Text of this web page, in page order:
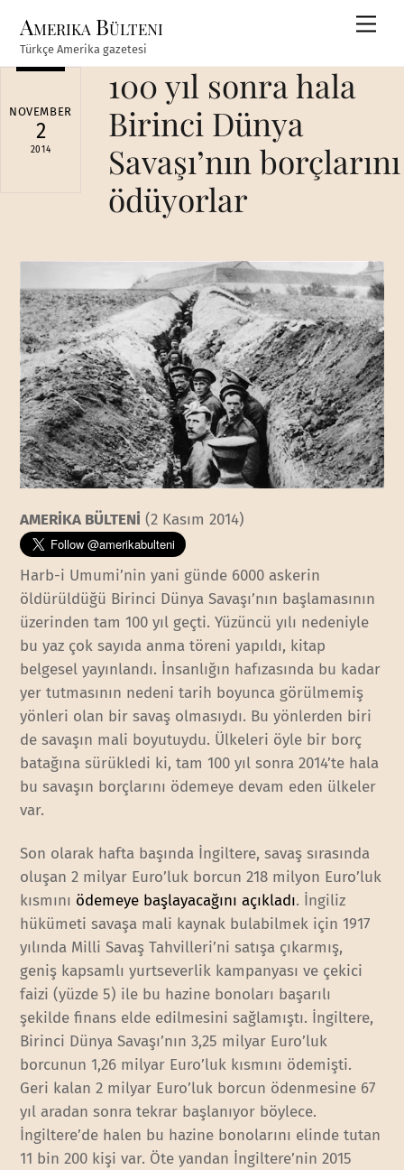
content
Amerika Bülteni
Türkçe Amerika gazetesi
NOVEMBER
2
2014
100 yıl sonra hala
Birinci Dünya
Savaşı’nın borçlarını
ödüyorlar
AMERİKA BÜLTENİ (2 Kasım 2014)
Harb-i Umumi’nin yani günde 6000 askerin
öldürüldüğü Birinci Dünya Savaşı’nın başlamasının
üzerinden tam 100 yıl geçti. Yüzüncü yılı nedeniyle
bu yaz çok sayıda anma töreni yapıldı, kitap
belgesel yayınlandı. İnsanlığın hafızasında bu kadar
yer tutmasının nedeni tarih boyunca görülmemiş
yönleri olan bir savaş olmasıydı. Bu yönlerden biri
de savaşın mali boyutuydu. Ülkeleri öyle bir borç
batağına sürükledi ki, tam 100 yıl sonra 2014’te hala
bu savaşın borçlarını ödemeye devam eden ülkeler
var.
Son olarak hafta başında İngiltere, savaş sırasında
oluşan 2 milyar Euro’luk borcun 218 milyon Euro’luk
kısmını ödemeye başlayacağını açıkladı. İngiliz
hükümeti savaşa mali kaynak bulabilmek için 1917
yılında Milli Savaş Tahvilleri’ni satışa çıkarmış,
geniş kapsamlı yurtseverlik kampanyası ve çekici
faizi (yüzde 5) ile bu hazine bonoları başarılı
şekilde finans elde edilmesini sağlamıştı. İngiltere,
Birinci Dünya Savaşı’nın 3,25 milyar Euro’luk
borcunun 1,26 milyar Euro’luk kısmını ödemişti.
Geri kalan 2 milyar Euro’luk borcun ödenmesine 67
yıl aradan sonra tekrar başlanıyor böylece.
İngiltere’de halen bu hazine bonolarını elinde tutan
11 bin 200 kişi var. Öte yandan İngiltere’nin 2015